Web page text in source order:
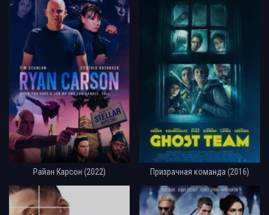
Райан Карсон (2022) Призрачная команда (2016)